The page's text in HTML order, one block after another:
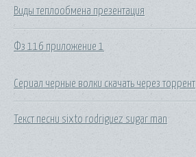
Виды теплообмена презентация
Фз 116 приложение 1
Сериал черные волки скачать через торрент
Текст песни sixto rodriguez sugar man